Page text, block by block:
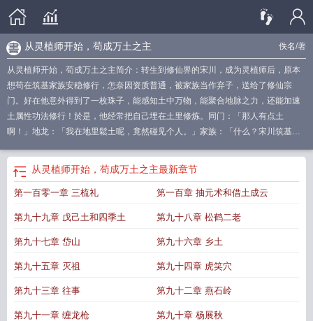
佚名/著
从灵植师开始，苟成万土之主
从灵植师开始，苟成万土之主简介：转生到修仙界的宋川，成为灵植师后，原本
想苟在筑基家族安稳修行，怎奈因资质普通，被家族当作弃子，送给了修仙宗
门。好在他意外得到了一枚珠子，能感知土中万物，能聚合地脉之力，还能加速
土属性功法修行！於是，他经常把自己埋在土里修炼。同门：「那人有点土
啊！」地龙：「我在地里鬆土呢，竟然碰见个人。」家族：「什么？宋川筑基
川將此方世界调理一
苟成万土之主 最新章节 无弹窗
免费
笔苟成万土之主灵植师的 灵植师在线开荒读零零从灵植师开始苟成万土之主
的
从灵植师开始，苟成万土之主最新章节
第一百零一章 三梳礼 第一百章 抽元术和借土成云
第九十九章 戊己土和四季土 第九十八章 松鹤二老
第九十七章 岱山 第九十六章 乡土
第九十五章 灭祖 第九十四章 虎笑穴
第九十三章 往事 第九十二章 燕石岭
第九十一章 缠龙枪 第九十章 杨展秋